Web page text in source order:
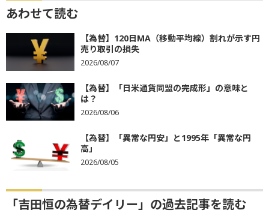
あわせて読む
【為替】120日MA（移動平均線）割れが示す円
売り取引の損失
2026/08/07
【為替】「日米通貨同盟の完成形」の意味と
は？
2026/08/06
【為替】「異常な円安」と1995年「異常な円
高」
2026/08/05
「吉田恒の為替デイリー」の過去記事を読む